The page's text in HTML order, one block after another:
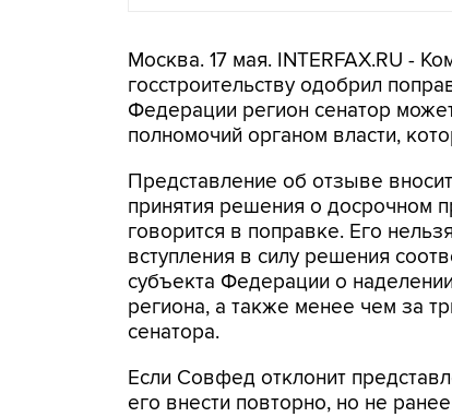
Москва. 17 мая. INTERFAX.RU -
госстроительству одобрил
Федерации регион сенатор
полномочий органом власти,
Представление об отзыве
принятия решения о досрочном
говорится в поправке. Его
вступления в силу решения
субъекта Федерации о
региона, а также менее чем за
сенатора.
Если Совфед отклонит
его внести повторно, но не